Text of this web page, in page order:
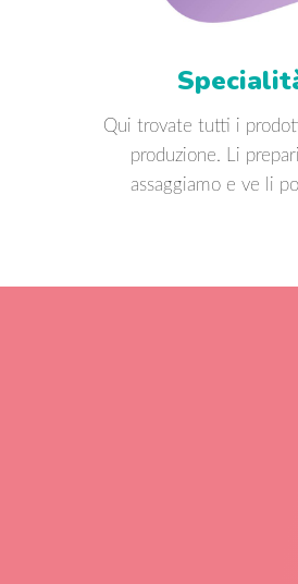
Qui trovate tutti i
produzione. Li
assaggiamo e ve li